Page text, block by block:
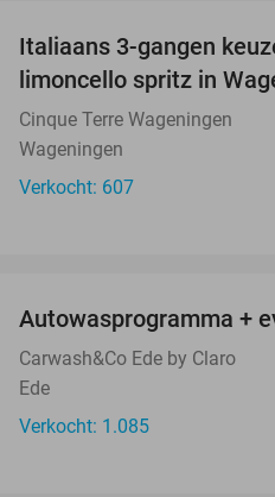
Italiaans 3-gangen
limoncello spritz in
Cinque Terre Wageningen
Wageningen
Verkocht: 607
Autowasprogramma +
Carwash&Co Ede by Claro
Ede
Verkocht: 1.085